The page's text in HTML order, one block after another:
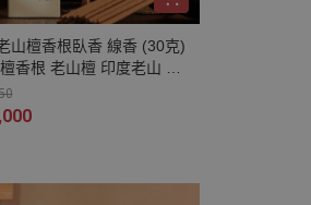
山檀香根臥香 線香 (30克)
香根 老山檀 印度老山 無
純天然 原木磨粉